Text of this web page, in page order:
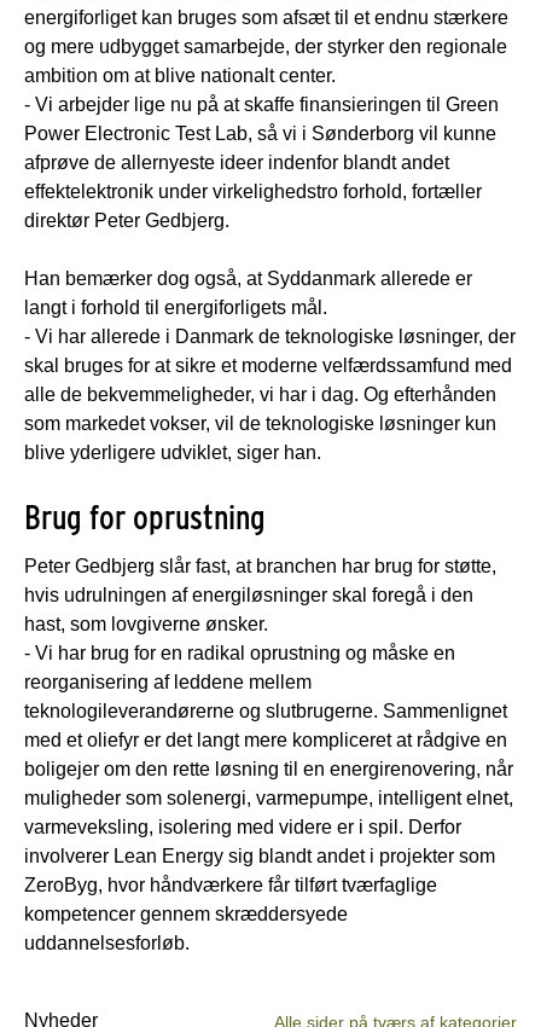
energiforliget kan bruges som afsæt til et endnu stærkere
og mere udbygget samarbejde, der styrker den regionale
ambition om at blive nationalt center.
- Vi arbejder lige nu på at skaffe finansieringen til Green
Power Electronic Test Lab, så vi i Sønderborg vil kunne
afprøve de allernyeste ideer indenfor blandt andet
effektelektronik under virkelighedstro forhold, fortæller
direktør Peter Gedbjerg.
Han bemærker dog også, at Syddanmark allerede er
langt i forhold til energiforligets mål.
- Vi har allerede i Danmark de teknologiske løsninger, der
skal bruges for at sikre et moderne velfærdssamfund med
alle de bekvemmeligheder, vi har i dag. Og efterhånden
som markedet vokser, vil de teknologiske løsninger kun
blive yderligere udviklet, siger han.
Brug for oprustning
Peter Gedbjerg slår fast, at branchen har brug for støtte,
hvis udrulningen af energiløsninger skal foregå i den
hast, som lovgiverne ønsker.
- Vi har brug for en radikal oprustning og måske en
reorganisering af leddene mellem
teknologileverandørerne og slutbrugerne. Sammenlignet
med et oliefyr er det langt mere kompliceret at rådgive en
boligejer om den rette løsning til en energirenovering, når
muligheder som solenergi, varmepumpe, intelligent elnet,
varmeveksling, isolering med videre er i spil. Derfor
involverer Lean Energy sig blandt andet i projekter som
ZeroByg, hvor håndværkere får tilført tværfaglige
kompetencer gennem skræddersyede
uddannelsesforløb.
Nyheder Alle sider på tværs af kategorier